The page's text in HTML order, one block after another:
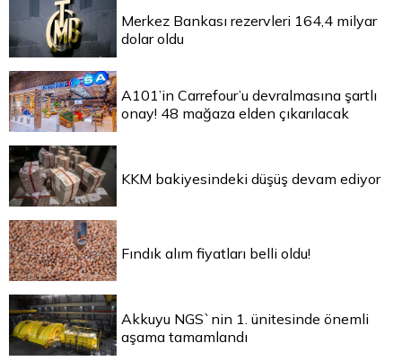
Merkez Bankası rezervleri 164,4 milyar
dolar oldu
A101’in Carrefour’u devralmasına şartlı
onay! 48 mağaza elden çıkarılacak
KKM bakiyesindeki düşüş devam ediyor
Fındık alım fiyatları belli oldu!
Akkuyu NGS`nin 1. ünitesinde önemli
aşama tamamlandı